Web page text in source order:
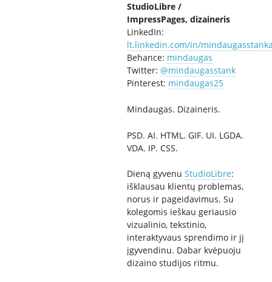
StudioLibre /
ImpressPages, dizaineris
LinkedIn:
lt.linkedin.com/in/
Behance: mindaugas
Twitter: @mindaugasstank
Pinterest: mindaugas25
Mindaugas. Dizaineris.
PSD. AI. HTML. GIF. UI. LGDA.
VDA. IP. CSS.
Dieną gyvenu StudioLibre:
išklausau klientų problemas,
norus ir pageidavimus. Su
kolegomis ieškau geriausio
vizualinio, tekstinio,
interaktyvaus sprendimo ir jį
įgyvendinu. Dabar kvėpuoju
dizaino studijos ritmu.